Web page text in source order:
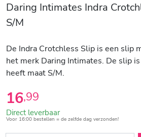
Daring Intimates Indra
S/M
De Indra Crotchless Slip is een slip
het merk Daring Intimates. De slip
heeft maat S/M.
16,99
Direct leverbaar
Voor 16:00 bestellen = de zelfde dag verzonden!